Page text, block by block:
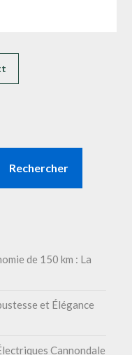
Rechercher
de 150 km : La
et Élégance
Cannondale